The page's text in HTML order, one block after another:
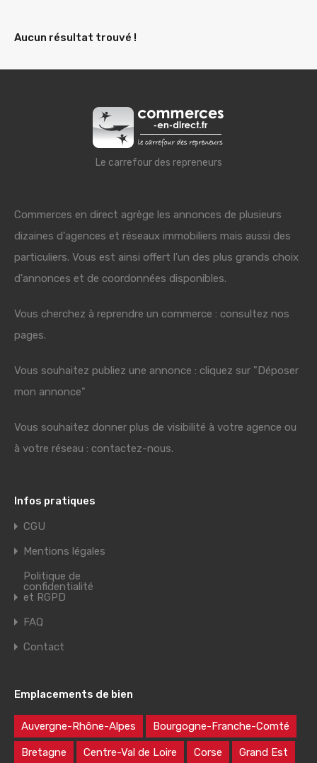
Aucun résultat trouvé !
Le carrefour des repreneurs
Commerces en direct agrège les annonces de plusieurs
dizaines d'agences et réseaux immobiliers mais aussi des
particuliers. Vous est ainsi offert l'un des plus grands choix
d'annonces et de coordonnées disponibles.
Vous cherchez à reprendre un commerce : consultez nos
pages.
Vous souhaitez publiez une annonce : cliquez sur "Déposer
mon annonce"
Vous souhaitez donner plus de visibilité à votre agence ou
à votre réseau : contactez-nous.
Infos pratiques
CGU
Mentions légales
Politique de
confidentialité
et RGPD
FAQ
Contact
Emplacements de bien
Auvergne-Rhône-Alpes Bourgogne-Franche-Comté
Bretagne Centre-Val de Loire Corse Grand Est